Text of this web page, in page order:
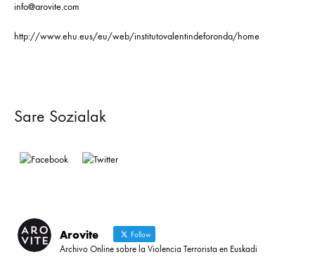
info@arovite.com
http://www.ehu.eus/eu/web/institutovalentindeforonda/home
Sare Sozialak
Arovite Follow
Archivo Online sobre la Violencia Terrorista en Euskadi